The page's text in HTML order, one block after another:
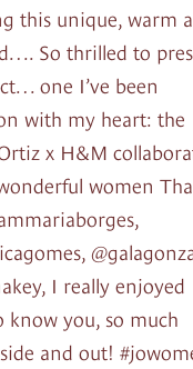
this unique, warm
So thrilled to
one I’ve been
with my heart: the
x H&M
women
I really enjoyed
you, so much
and out!